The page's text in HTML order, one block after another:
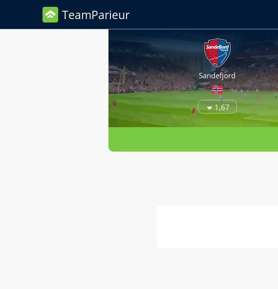
TeamParieur
Sandefjord
1,67